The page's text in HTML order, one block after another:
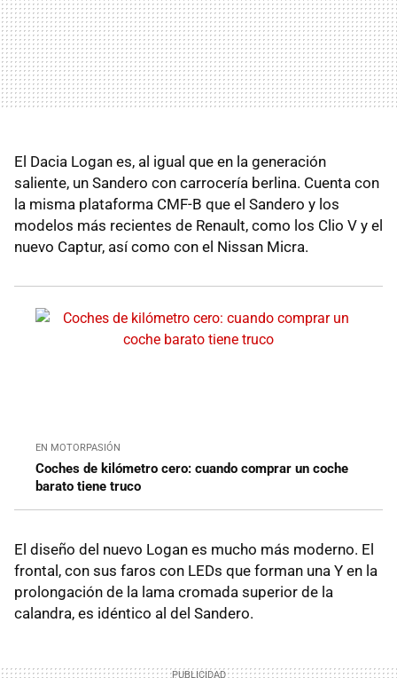
El Dacia Logan es, al igual que en la generación
saliente, un Sandero con carrocería berlina. Cuenta con
la misma plataforma CMF-B que el Sandero y los
modelos más recientes de Renault, como los Clio V y el
nuevo Captur, así como con el Nissan Micra.
EN MOTORPASIÓN
Coches de kilómetro cero: cuando comprar un coche
barato tiene truco
El diseño del nuevo Logan es mucho más moderno. El
frontal, con sus faros con LEDs que forman una Y en la
prolongación de la lama cromada superior de la
calandra, es idéntico al del Sandero.